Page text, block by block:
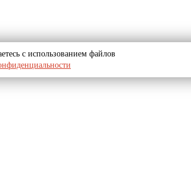
с использованием файлов